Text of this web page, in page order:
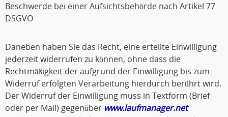
Beschwerde bei einer Aufsichtsbehörde nach Artikel 77
DSGVO
Daneben haben Sie das Recht, eine erteilte Einwilligung
jederzeit widerrufen zu können, ohne dass die
Rechtmäßigkeit der aufgrund der Einwilligung bis zum
Widerruf erfolgten Verarbeitung hierdurch berührt wird.
Der Widerruf der Einwilligung muss in Textform (Brief
oder per Mail) gegenüber www.laufmanager.net